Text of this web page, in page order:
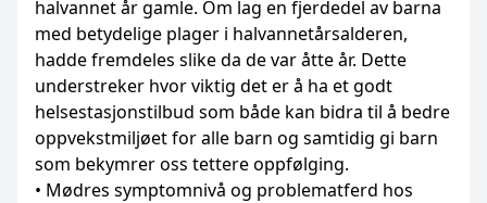
halvannet år gamle. Om lag en fjerdedel av barna
med betydelige plager i halvannetårsalderen,
hadde fremdeles slike da de var åtte år. Dette
understreker hvor viktig det er å ha et godt
helsestasjonstilbud som både kan bidra til å bedre
oppvekstmiljøet for alle barn og samtidig gi barn
som bekymrer oss tettere oppfølging.
• Mødres symptomnivå og problematferd hos